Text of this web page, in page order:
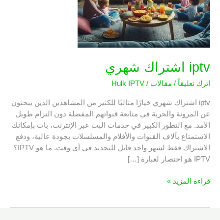
iptv اشتراك شهري
اترك تعليقاً / مقالات /
Hulk IPTV
iptv اشتراك شهري خيارًا مثاليًا للكثير من المشاهدين الذين يبحثون
عن المرونة والحرية في متابعة قنواتهم المفضلة دون التزام طويل
الأمد. مع التطور الكبير في خدمات البث عبر الإنترنت، بات بإمكانك
الاستمتاع بآلاف القنوات والأفلام والمسلسلات بجودة عالية، ودفع
الاشتراك فقط لشهر واحد قابل للتجديد في أي وقت. ما هو IPTV؟
IPTV هو اختصار لعبارة […]
قراءة المزيد »